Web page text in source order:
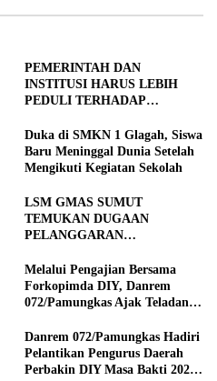
PEMERINTAH DAN
INSTITUSI HARUS LEBIH
PEDULI TERHADAP
STRATEGIS PEMBANGUNAN
Duka di SMKN 1 Glagah, Siswa
Baru Meninggal Dunia Setelah
Mengikuti Kegiatan Sekolah
LSM GMAS SUMUT
TEMUKAN DUGAAN
PELANGGARAN
JUTA DI SERGAI:
DIBORONGKAN KE PIHAK
LUAR DESA, PEKERJA
Melalui Pengajian Bersama
Forkopimda DIY, Danrem
072/Pamungkas Ajak Teladani
Diponegoro
Danrem 072/Pamungkas Hadiri
Pelantikan Pengurus Daerah
Perbakin DIY Masa Bakti 2026-